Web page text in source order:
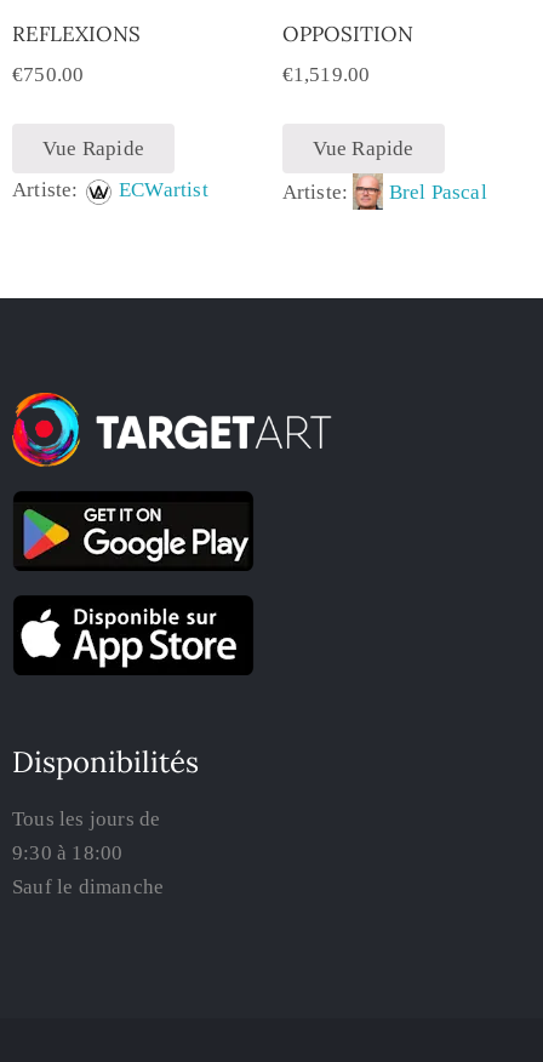
REFLEXIONS
€750.00
Vue Rapide
Artiste:
ECWartist
OPPOSITION
€1,519.00
Vue Rapide
Artiste:
Brel Pascal
Disponibilités
Tous les jours de
9:30 à 18:00
Sauf le dimanche